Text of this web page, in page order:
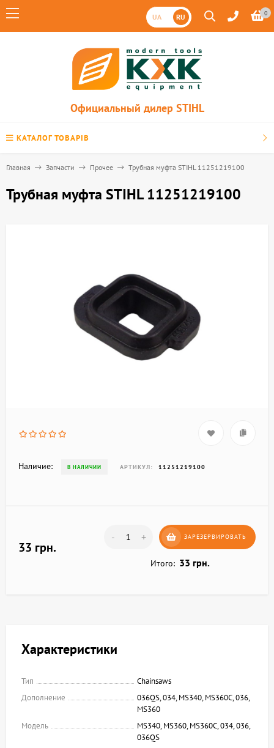
UA RU 0
Официальный дилер STIHL
КАТАЛОГ ТОВАРІВ
Главная Запчасти Прочее Трубная муфта STIHL 11251219100
Трубная муфта STIHL 11251219100
Наличие: В НАЛИЧИИ АРТИКУЛ: 11251219100
33 грн.
- + ЗАРЕЗЕРВИРОВАТЬ
Итого: 33 грн.
Характеристики
Тип
Chainsaws
Дополнение
036QS, 034, MS340, MS360C, 036,
MS360
Модель
MS340, MS360, MS360C, 034, 036,
036QS